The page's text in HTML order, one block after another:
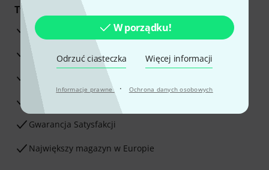
W porządku!
Odrzuć ciasteczka Więcej informacji
Informacje prawne · Ochrona danych osobowych
Twoje korzyści
3-letnia Gwarancja Thomann
30-dniowa gwarancja zwrotu pieniędzy
Porada naszych ekspertów
Gwarancja Satysfakcji
Największy magazyn w Europie